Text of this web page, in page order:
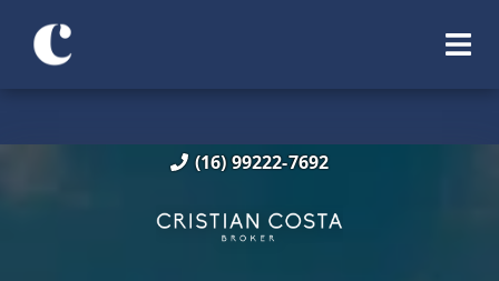
(16) 99222-7692